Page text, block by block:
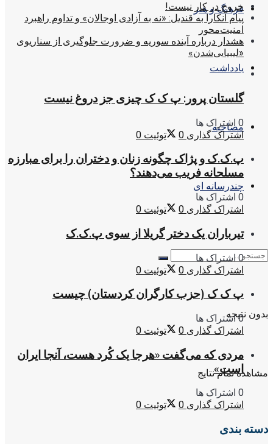
فرهنگ و هنر
یادداشت
مصاحبه
چندرسانه ای
بدون نتیجه
مشاهده تمام نتایج
خروج در کار نیست!
پیام آنکارا به قندیل: «نه به آزادی اوجالان» و تداوم راهبرد
امنیت‌محور
هشدار درباره آینده سوریه و ضرورت جلوگیری از سناریوی
«لیبیایی‌شدن»
گلستان پرور: پ ک ک چیزی جز دروغ نیست
0 اشتراک ها
اشتراک گذاری 0 توئیت 0
پ.ک.ک و پژاک چگونه زنان و دختران را برای مبارزه
مسلحانه فریب می‌دهند؟
0 اشتراک ها
اشتراک گذاری 0 توئیت 0
تیرباران یک دختر گریلا از سوی پ.ک.ک
0 اشتراک ها
اشتراک گذاری 0 توئیت 0
پ ک ک (حزب کارگران کردستان) چیست
0 اشتراک ها
اشتراک گذاری 0 توئیت 0
مردی که می‌گفت «هرجا یک کُرد هست، آنجا ایران
است»
0 اشتراک ها
اشتراک گذاری 0 توئیت 0
دسته بندی